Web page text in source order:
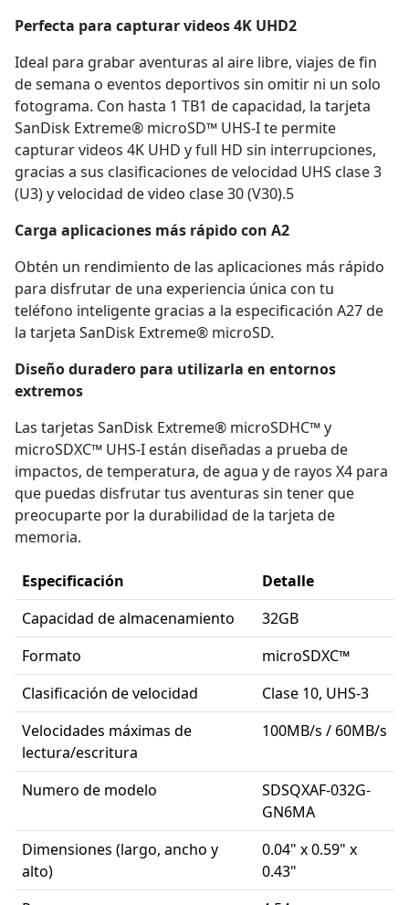
Perfecta para capturar videos 4K UHD2
Ideal para grabar aventuras al aire libre, viajes de fin
de semana o eventos deportivos sin omitir ni un solo
fotograma. Con hasta 1 TB1 de capacidad, la tarjeta
SanDisk Extreme® microSD™ UHS-I te permite
capturar videos 4K UHD y full HD sin interrupciones,
gracias a sus clasificaciones de velocidad UHS clase 3
(U3) y velocidad de video clase 30 (V30).5
Carga aplicaciones más rápido con A2
Obtén un rendimiento de las aplicaciones más rápido
para disfrutar de una experiencia única con tu
teléfono inteligente gracias a la especificación A27 de
la tarjeta SanDisk Extreme® microSD.
Diseño duradero para utilizarla en entornos
extremos
Las tarjetas SanDisk Extreme® microSDHC™ y
microSDXC™ UHS-I están diseñadas a prueba de
impactos, de temperatura, de agua y de rayos X4 para
que puedas disfrutar tus aventuras sin tener que
preocuparte por la durabilidad de la tarjeta de
memoria.
Especificación
Detalle
Capacidad de almacenamiento
32GB
Formato
microSDXC™
Clasificación de velocidad
Clase 10, UHS-3
Velocidades máximas de
lectura/escritura
100MB/s / 60MB/s
Numero de modelo
SDSQXAF-032G-
GN6MA
Dimensiones (largo, ancho y
alto)
0.04" x 0.59" x
0.43"